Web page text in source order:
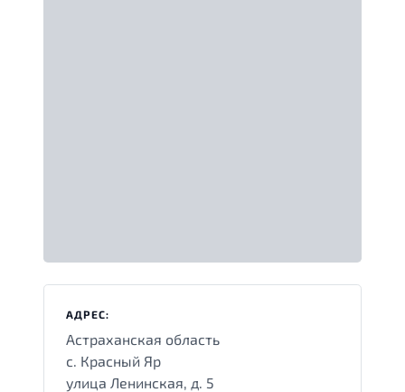
АДРЕС:
Астраханская область
с. Красный Яр
улица Ленинская, д. 5